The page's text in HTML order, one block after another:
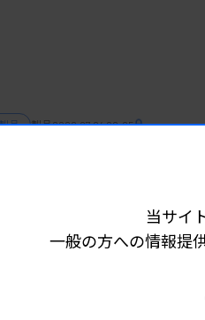
体をH.U.中央研究所に郵
って、便中の腸内細菌を
、H.U.中央研究所へ検査
アドバイスをウェブ上で
品 製品2026.07.24 06:05
製品2026.07.17 06:10
「AmoyDx PIK3CA変異検出キ
当サイ
一般の方への情報提